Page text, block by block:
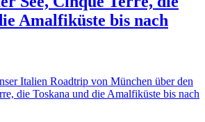
Amalfiküste bis nach
Italien Roadtrip von München über den
die Toskana und die Amalfiküste bis nach